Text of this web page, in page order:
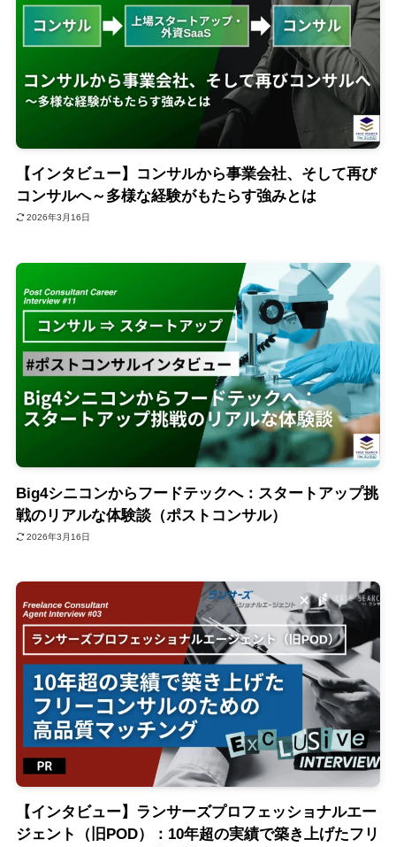
【インタビュー】コンサルから事業会社、そして再び
コンサルへ～多様な経験がもたらす強みとは
2026年3月16日
Big4シニコンからフードテックへ：スタートアップ挑
戦のリアルな体験談（ポストコンサル）
2026年3月16日
【インタビュー】ランサーズプロフェッショナルエー
ジェント（旧POD）：10年超の実績で築き上げたフリ